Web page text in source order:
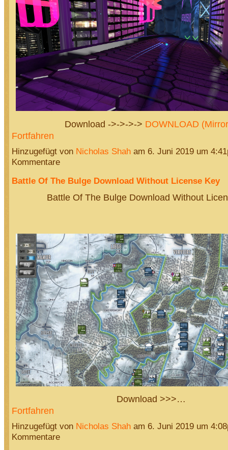
Download ->->->-> DOWNLOAD
Fortfahren
Hinzugefügt von Nicholas Shaham 6. Juni 2019 um
Kommentare
Battle Of The Bulge Download Without License Key
Battle Of The Bulge Download Without
Download >>>…
Fortfahren
Hinzugefügt von Nicholas Shaham 6. Juni 2019 um
Kommentare